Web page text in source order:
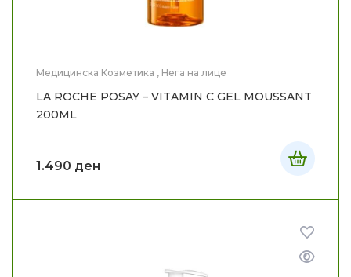
Медицинска Козметика , Нега на лице
LA ROCHE POSAY – VITAMIN C GEL MOUSSANT
200ML
1.490 ден